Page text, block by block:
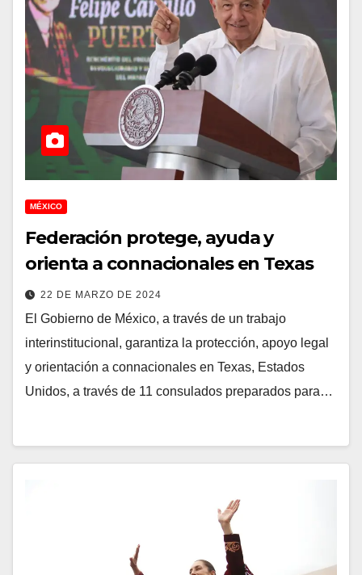
MÉXICO
Federación protege, ayuda y
orienta a connacionales en Texas
22 DE MARZO DE 2024
El Gobierno de México, a través de un trabajo
interinstitucional, garantiza la protección, apoyo legal
y orientación a connacionales en Texas, Estados
Unidos, a través de 11 consulados preparados para…